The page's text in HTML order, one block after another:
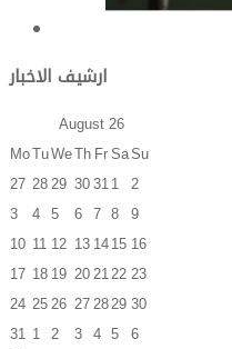
ارشيف الاخبار
August26
MoTuWeThFrSaSu
27 2829 30311 2
3 4 5 6 7 8 9
10 11 12 131415 16
17 1819 20212223
24 2526 27282930
31 1 2 3 4 5 6